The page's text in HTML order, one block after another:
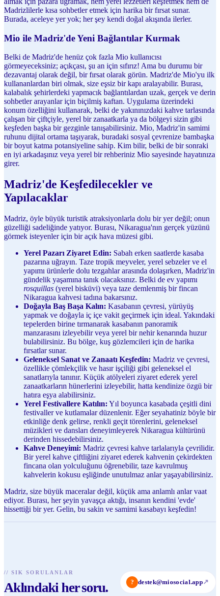
Madrizlilerle kısa sohbetler etmek için harika bir fırsat sunar.
Burada, aceleye yer yok; her şey kendi doğal akışında ilerler.
Mio ile Madriz'de Yeni Bağlantılar Kurmak
Belki de Madriz'de henüz çok fazla Mio kullanıcısı
görmeyeceksiniz; açıkçası, şu an için sıfırız! Ama bu durumu bir
dezavantaj olarak değil, bir fırsat olarak görün. Madriz'de Mio'yu ilk
kullananlardan biri olmak, size eşsiz bir kapı aralayabilir. Burası,
kalabalık şehirlerdeki yapmacık bağlantılardan uzak, gerçek ve derin
sohbetler arayanlar için biçilmiş kaftan. Uygulama üzerindeki
konum özelliğini kullanarak, belki de yakınınızdaki kahve tarlasında
çalışan bir çiftçiyle, yerel bir zanaatkarla ya da bölgeyi sizin gibi
keşfeden başka bir gezginle tanışabilirsiniz. Mio, Madriz'in samimi
ruhunu dijital ortama taşıyarak, buradaki sosyal çevrenize bambaşka
bir boyut katma potansiyeline sahip. Kim bilir, belki de bir sonraki
en iyi arkadaşınız veya yerel bir rehberiniz Mio sayesinde hayatınıza
girer.
Madriz'de Keşfedilecekler ve
Yapılacaklar
Madriz, öyle büyük turistik atraksiyonlarla dolu bir yer değil; onun
güzelliği sadeliğinde yatıyor. Burası, Nikaragua'nın gerçek yüzünü
görmek isteyenler için bir açık hava müzesi gibi.
Yerel Pazarı Ziyaret Edin: Sabah erken saatlerde kasaba
pazarına uğrayın. Taze tropik meyveler, yerel sebzeler ve el
yapımı ürünlerle dolu tezgahlar arasında dolaşırken, Madriz'in
gündelik yaşamına tanık olacaksınız. Belki de ev yapımı
rosquillas (yerel bisküvi) veya taze demlenmiş bir fincan
Nikaragua kahvesi tadına bakarsınız.
Doğayla Baş Başa Kalın: Kasabanın çevresi, yürüyüş
yapmak ve doğayla iç içe vakit geçirmek için ideal. Yakındaki
tepelerden birine tırmanarak kasabanın panoramik
manzarasını izleyebilir veya yerel bir nehir kenarında huzur
bulabilirsiniz. Bu bölge, kuş gözlemcileri için de harika
fırsatlar sunar.
Geleneksel Sanat ve Zanaatı Keşfedin: Madriz ve çevresi,
özellikle çömlekçilik ve hasır işçiliği gibi geleneksel el
sanatlarıyla tanınır. Küçük atölyeleri ziyaret ederek yerel
zanaatkarların hünerlerini izleyebilir, hatta kendinize özgü bir
hatıra eşya alabilirsiniz.
Yerel Festivallere Katılın: Yıl boyunca kasabada çeşitli dini
festivaller ve kutlamalar düzenlenir. Eğer seyahatiniz böyle bir
etkinliğe denk gelirse, renkli geçit törenlerini, geleneksel
müzikleri ve dansları deneyimleyerek Nikaragua kültürünü
derinden hissedebilirsiniz.
Kahve Deneyimi: Madriz çevresi kahve tarlalarıyla çevrilidir.
Bir yerel kahve çiftliğini ziyaret ederek kahvenin çekirdekten
fincana olan yolculuğunu öğrenebilir, taze kavrulmuş
kahvelerin kokusu eşliğinde unutulmaz anlar yaşayabilirsiniz.
Madriz, size büyük maceralar değil, küçük ama anlamlı anlar vaat
ediyor. Burası, her şeyin yavaşça aktığı, insanın kendini 'evde'
hissettiği bir yer. Gelin, bu sakin ve samimi kasabayı keşfedin!
// SIK SORULANLAR
Aklındaki her soru. ? destek@miosocial.app↗